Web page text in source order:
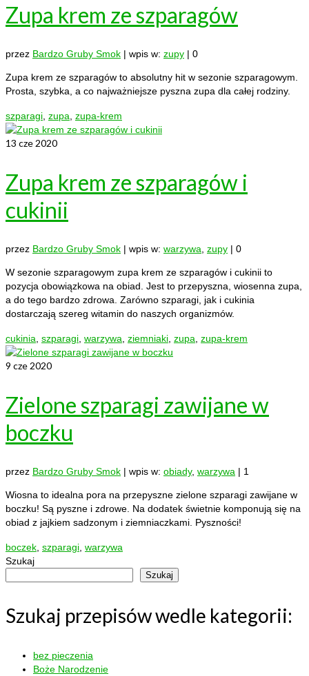
Zupa krem ze szparagów
przez Bardzo Gruby Smok | wpis w: zupy | 0
Zupa krem ze szparagów to absolutny hit w sezonie szparagowym.
Prosta, szybka, a co najważniejsze pyszna zupa dla całej rodziny.
szparagi, zupa, zupa-krem
13 cze 2020
Zupa krem ze szparagów i
cukinii
przez Bardzo Gruby Smok | wpis w: warzywa, zupy | 0
W sezonie szparagowym zupa krem ze szparagów i cukinii to
pozycja obowiązkowa na obiad. Jest to przepyszna, wiosenna zupa,
a do tego bardzo zdrowa. Zarówno szparagi, jak i cukinia
dostarczają szereg witamin do naszych organizmów.
cukinia, szparagi, warzywa, ziemniaki, zupa, zupa-krem
9 cze 2020
Zielone szparagi zawijane w
boczku
przez Bardzo Gruby Smok | wpis w: obiady, warzywa | 1
Wiosna to idealna pora na przepyszne zielone szparagi zawijane w
boczku! Są pyszne i zdrowe. Na dodatek świetnie komponują się na
obiad z jajkiem sadzonym i ziemniaczkami. Pyszności!
boczek, szparagi, warzywa
Szukaj
Szukaj
Szukaj przepisów wedle kategorii:
bez pieczenia
Boże Narodzenie